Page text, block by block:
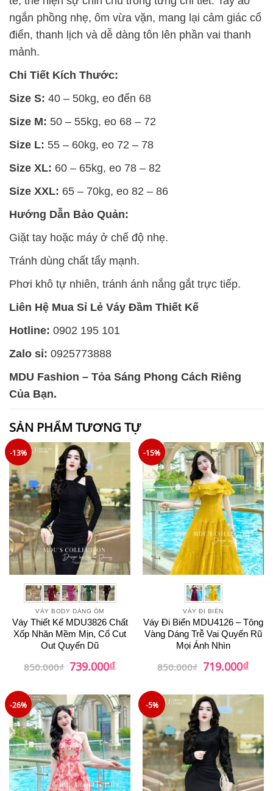
ngắn phồng nhẹ, ôm vừa vặn, mang lại cảm giác cổ
điển, thanh lịch và dễ dàng tôn lên phần vai thanh
mảnh.
Chi Tiết Kích Thước:
Size S: 40 – 50kg, eo đến 68
Size M: 50 – 55kg, eo 68 – 72
Size L: 55 – 60kg, eo 72 – 78
Size XL: 60 – 65kg, eo 78 – 82
Size XXL: 65 – 70kg, eo 82 – 86
Hướng Dẫn Bảo Quản:
Giặt tay hoặc máy ở chế độ nhẹ.
Tránh dùng chất tẩy mạnh.
Phơi khô tự nhiên, tránh ánh nắng gắt trực tiếp.
Liên Hệ Mua Sỉ Lẻ Váy Đầm Thiết Kế
Hotline: 0902 195 101
Zalo sỉ: 0925773888
MDU Fashion – Tỏa Sáng Phong Cách Riêng
Của Bạn.
SẢN PHẨM TƯƠNG TỰ
-13%
VÁY BODY DÁNG ÔM
Váy Thiết Kế MDU3826 Chất
Xốp Nhăn Mềm Mịn, Cổ Cut
Out Quyến Dũ
850.000₫ Giá
gốc
739.000₫Giá
hiện
739.000₫.
-15%
VÁY ĐI BIỂN
Váy Đi Biển MDU4126 – Tông
Vàng Dáng Trễ Vai Quyến Rũ
Mọi Ánh Nhìn
850.000₫ Giá
gốc
719.000₫Giá
hiện
-26% -5%